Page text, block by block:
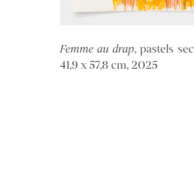
Femme au drap, pastels
41,9 x 57,8 cm, 2025